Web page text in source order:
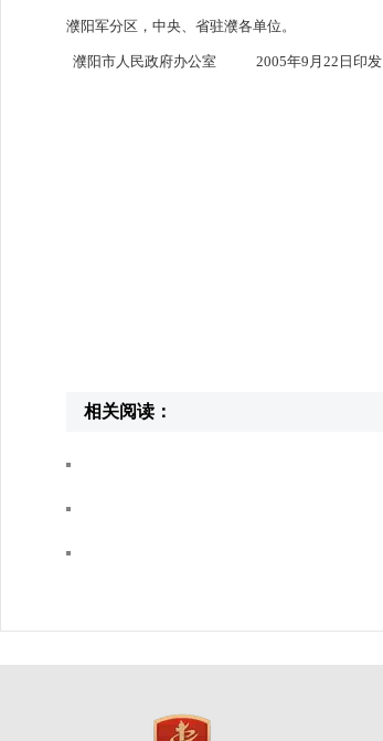
濮阳军分区，中央、省驻濮各单位。
濮阳市人民政府办公室 2005年9月22日印发
相关阅读：